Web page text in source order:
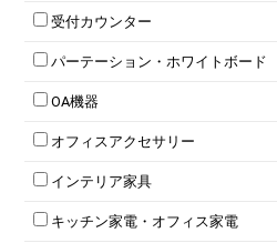
収納家具その他
両開書庫
ラテラル書庫
8人用ロッカー
多人数ロッカー
ダイヤル錠ロッカー
ダイヤル錠ロッカー
ワードローブ・クローゼット
カウンターテーブル
T字脚テーブル
会議テーブルW1200～
会議テーブルW1800～
平行スタックテーブル
会議テーブルその他
テーブル付きミーティングチェア
折りたたみミーティングチェア
ハイチェア
ミーティングチェアその他
応接セット
応接ソファ
応接チェア
応接・役員家具その他
受付カウンター
ハイカウンター
ローカウンター
ラウンジカウンター
パーテーション・ホワイトボード
パーテーション
自立タイプパーテーション
パーテーションその他
壁掛けホワイトボード
ホワイトボードその他
OA機器
電話機（ビジネスフォン）
シュレッダー
スクリーン
オフィスアクセサリー
チェア用台車
演台・講演台・演説台
防音パネル
インテリア家具
モールドチェア
ダイニングチェア
キッチン家電・オフィス家電